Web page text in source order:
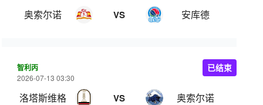
奥索尔诺 VS 安库德
智利丙
2026-07-13 03:30
洛塔斯维格 VS 奥索尔诺
已结束